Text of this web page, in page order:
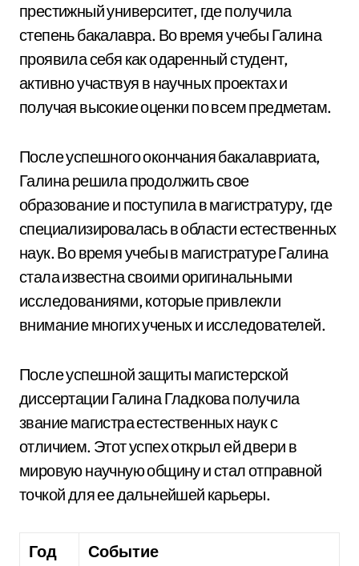
престижный университет, где получила
степень бакалавра. Во время учебы Галина
проявила себя как одаренный студент,
активно участвуя в научных проектах и
получая высокие оценки по всем предметам.
После успешного окончания бакалавриата,
Галина решила продолжить свое
образование и поступила в магистратуру, где
специализировалась в области естественных
наук. Во время учебы в магистратуре Галина
стала известна своими оригинальными
исследованиями, которые привлекли
внимание многих ученых и исследователей.
После успешной защиты магистерской
диссертации Галина Гладкова получила
звание магистра естественных наук с
отличием. Этот успех открыл ей двери в
мировую научную общину и стал отправной
точкой для ее дальнейшей карьеры.
Год Событие